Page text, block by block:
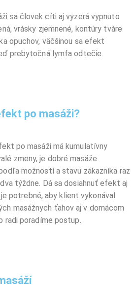
sa človek cíti aj vyzerá vypnuto
vrásky zjemnené, kontúry tváre
opuchov, väčšinou sa efekt
prebytočná lymfa odtečie.
po masáži?
po masáži má kumulatívny
zmeny, je dobré masáže
možností a stavu zákazníka raz
týždne. Dá sa dosiahnuť efekt aj
potrebné, aby klient vykonával
masážnych ťahov aj v domácom
poradíme postup.